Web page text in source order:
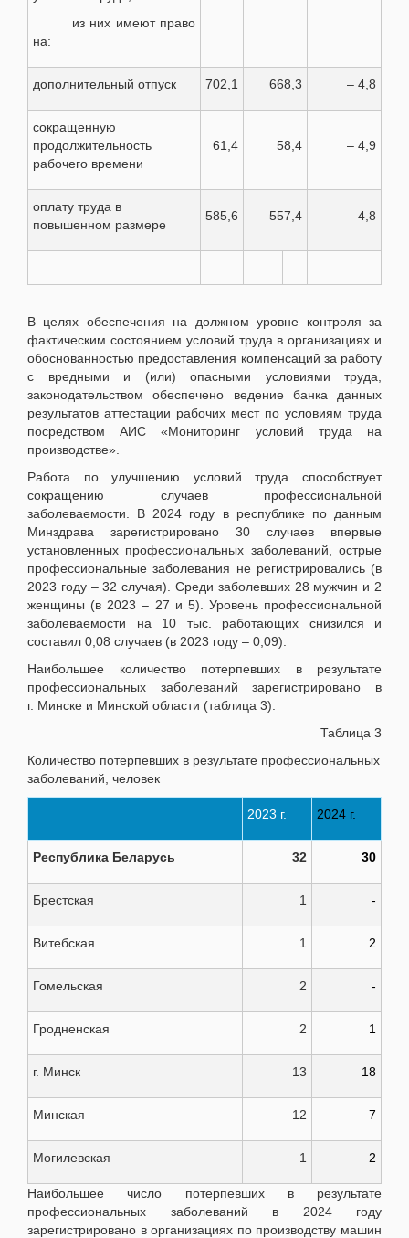
из них имеют право
на:
дополнительный отпуск 702,1 668,3 – 4,8
сокращенную
продолжительность
рабочего времени
61,4 58,4 – 4,9
оплату труда в
повышенном размере
585,6 557,4 – 4,8
В целях обеспечения на должном уровне контроля за
фактическим состоянием условий труда в организациях и
обоснованностью предоставления компенсаций за работу
с вредными и (или) опасными условиями труда,
законодательством обеспечено ведение банка данных
результатов аттестации рабочих мест по условиям труда
посредством АИС «Мониторинг условий труда на
производстве».
Работа по улучшению условий труда способствует
сокращению случаев профессиональной
заболеваемости. В 2024 году в республике по данным
Минздрава зарегистрировано 30 случаев впервые
установленных профессиональных заболеваний, острые
профессиональные заболевания не регистрировались (в
2023 году – 32 случая). Среди заболевших 28 мужчин и 2
женщины (в 2023 – 27 и 5). Уровень профессиональной
заболеваемости на 10 тыс. работающих снизился и
составил 0,08 случаев (в 2023 году – 0,09).
Наибольшее количество потерпевших в результате
профессиональных заболеваний зарегистрировано в
г. Минске и Минской области (таблица 3).
Таблица 3
Количество потерпевших в результате профессиональных
заболеваний, человек
2023 г. 2024 г.
Республика Беларусь 32 30
Брестская 1 -
Витебская 1 2
Гомельская 2 -
Гродненская 2 1
г. Минск 13 18
Минская 12 7
Могилевская 1 2
Наибольшее число потерпевших в результате
профессиональных заболеваний в 2024 году
зарегистрировано в организациях по производству машин